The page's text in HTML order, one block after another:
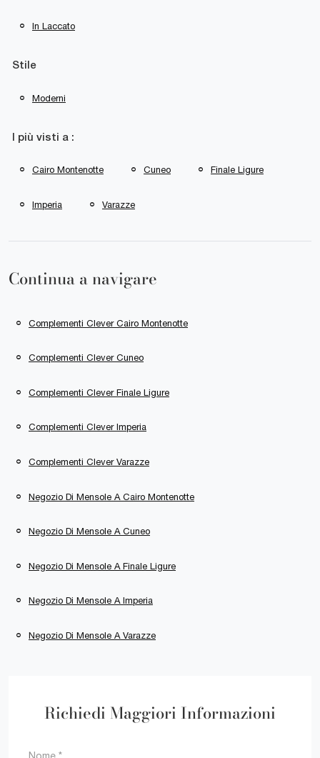
In Laccato
Stile
Moderni
I più visti a :
Cairo Montenotte Cuneo Finale Ligure
Imperia Varazze
Continua a navigare
Complementi Clever Cairo Montenotte
Complementi Clever Cuneo
Complementi Clever Finale Ligure
Complementi Clever Imperia
Complementi Clever Varazze
Negozio Di Mensole A Cairo Montenotte
Negozio Di Mensole A Cuneo
Negozio Di Mensole A Finale Ligure
Negozio Di Mensole A Imperia
Negozio Di Mensole A Varazze
Richiedi Maggiori Informazioni